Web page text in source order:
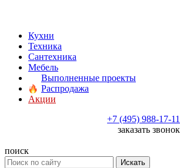
Кухни
Техника
Сантехника
Мебель
Выполненные проекты
Распродажа
Акции
+7 (495) 988-17-11
заказать звонок
поиск
Искать